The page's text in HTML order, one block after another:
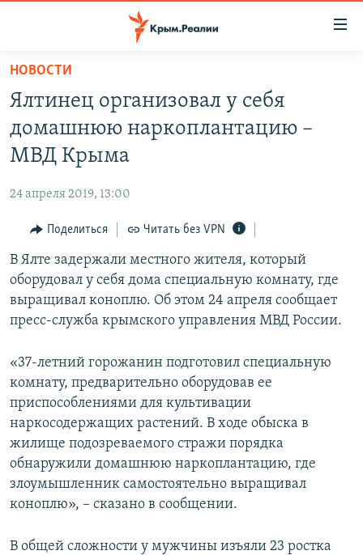
Вернуться
основному
содержанию
Вернутся
главной
навигации
Вернутся
поиску
СПЕЦПРОЕКТЫ
ГРУЗ 200
11 ЛЕТ ОККУПАЦИИ КРЫМА. 11 ИСТОРИЙ СОПРОТИВЛЕНИЯ
ВОДА
ЕЩЕ
ИНТЕРАКТИВ
ИНФОГРАФИКА
ТЕЛЕПРОЕКТ КРЫМ.РЕАЛИИ
СОВЕТЫ ПРАВОЗАЩИТНИКОВ
ПОБЕДИТЕЛЕЙ НЕ СУДЯТ?
КРЫМ.НЕПОКОРЕННЫЙ
УКРАИНСКАЯ ПРОБЛЕМА КРЫМА
РАДІО СВОБОДА
КАК ОБОЙТИ БЛОКИРОВКУ
Українською
Qırımtatar
Все сайты RFE/RL
НОВОСТИ
Ялтинец организовал у себя
домашнюю наркоплантацию –
МВД Крыма
24 апреля 2019, 13:00
Поделиться Читать без VPN
В Ялте задержали местного жителя, который
оборудовал у себя дома специальную комнату, где
выращивал коноплю. Об этом 24 апреля сообщает
пресс-служба крымского управления МВД России.
«37-летний горожанин подготовил специальную
комнату, предварительно оборудовав ее
приспособлениями для культивации
наркосодержащих растений. В ходе обыска в
жилище подозреваемого стражи порядка
обнаружили домашнюю наркоплантацию, где
злоумышленник самостоятельно выращивал
коноплю», – сказано в сообщении.
В общей сложности у мужчины изъяли 23 ростка